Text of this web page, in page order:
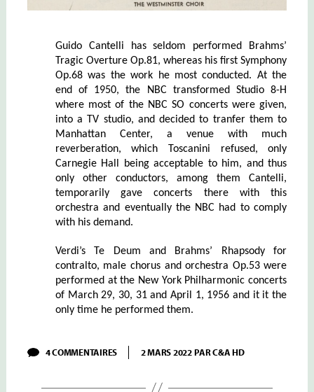
Guido Cantelli has seldom performed Brahms’
Tragic Overture Op.81, whereas his first Symphony
Op.68 was the work he most conducted. At the
end of 1950, the NBC transformed Studio 8-H
where most of the NBC SO concerts were given,
into a TV studio, and decided to tranfer them to
Manhattan Center, a venue with much
reverberation, which Toscanini refused, only
Carnegie Hall being acceptable to him, and thus
only other conductors, among them Cantelli,
temporarily gave concerts there with this
orchestra and eventually the NBC had to comply
with his demand.
Verdi’s Te Deum and Brahms’ Rhapsody for
contralto, male chorus and orchestra Op.53 were
performed at the New York Philharmonic concerts
of March 29, 30, 31 and April 1, 1956 and it it the
only time he performed them.
4 COMMENTAIRES SUR
CANTELLI
2 MARS 2022 PARC&A HD